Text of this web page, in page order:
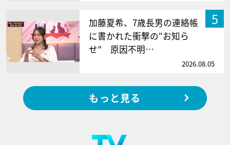
5
加藤夏希、7歳長男の連絡帳
に書かれた衝撃の“お知ら
せ” 原因不明…
2026.08.05
もっと見る